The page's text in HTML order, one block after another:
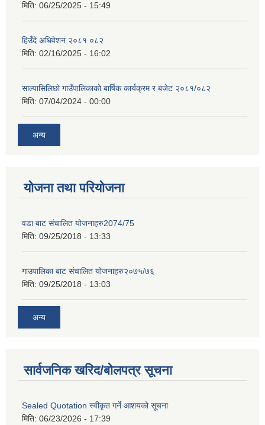
मिति: 06/25/2025 - 15:49
हिउँदे अधिवेशन २०८१ ०८२
मिति: 02/16/2025 - 16:02
साल्पासिलिछो गाउँपालिकाको बार्षिक कार्यक्रम र बजेट २०८१/०८२
मिति: 07/04/2024 - 00:00
अन्य
योजना तथा परियोजना
वडा बाट संचालित योजनाहरु2074/75
मिति: 09/25/2018 - 13:33
गाउपालिका बाट संचालित योजनाहरु२०७५/७६
मिति: 09/25/2018 - 13:03
अन्य
सार्वजनिक खरिद/बोलपत्र सूचना
Sealed Quotation स्वीकृत गर्ने आशयको सूचना
मिति: 06/23/2026 - 17:39